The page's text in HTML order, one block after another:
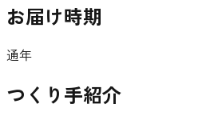
お届け時期
通年
つくり手紹介